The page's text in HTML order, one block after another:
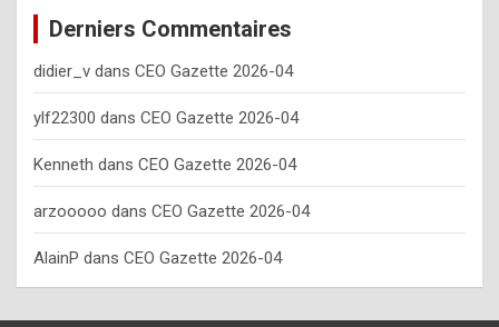
e
y
o
u
s
h
o
Derniers Commentaires
didier_v dans CEO Gazette 2026-04
ylf22300 dans CEO Gazette 2026-04
Kenneth dans CEO Gazette 2026-04
arzooooo dans CEO Gazette 2026-04
AlainP dans CEO Gazette 2026-04